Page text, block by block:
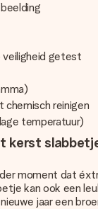
getest
reinigen
temperatuur)
kerst
moment dat
kan ook een
jaar een